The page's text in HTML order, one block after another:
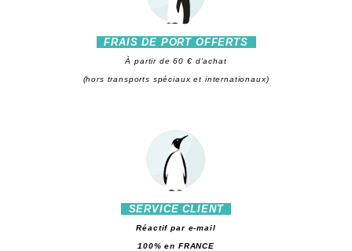
FRAIS DE PORT OFFERTS
À partir de 60 € d'achat
(hors transports spéciaux et internationaux)
SERVICE CLIENT
Réactif par e-mail
100% en FRANCE